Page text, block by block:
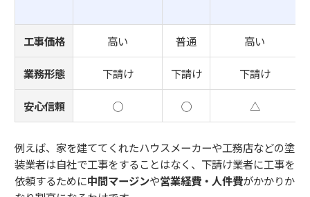
工事価格 高い 普通 高い
業務形態 下請け 下請け 下請け
安心信頼 ◯ ◯ △
例えば、家を建ててくれたハウスメーカーや工務店などの塗
装業者は自社で工事をすることはなく、下請け業者に工事を
依頼するために中間マージンや営業経費・人件費がかかりか